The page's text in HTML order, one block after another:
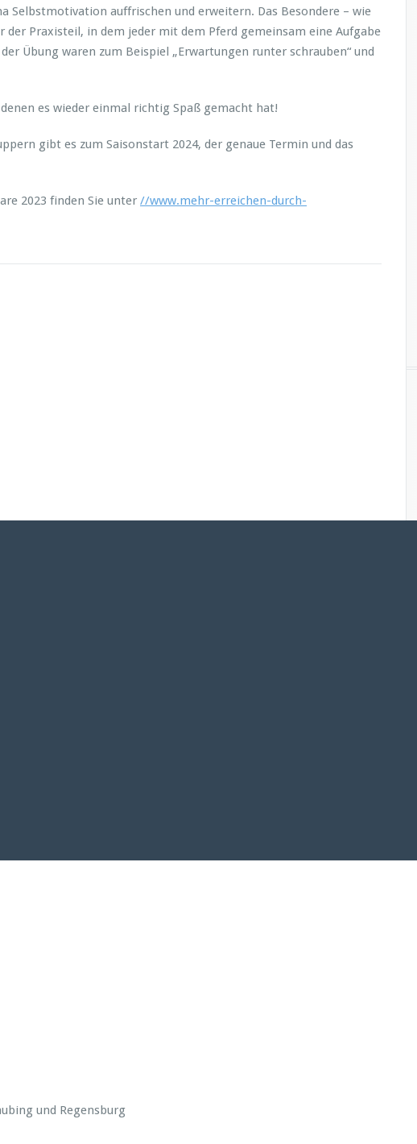
Selbstmotivation auffrischen und erweitern. Das Besondere – wie
der Praxisteil, in dem jeder mit dem Pferd gemeinsam eine Aufgabe
Übung waren zum Beispiel „Erwartungen runter schrauben“ und
es wieder einmal richtig Spaß gemacht hat!
gibt es zum Saisonstart 2024, der genaue Termin und das
2023 finden Sie unter //www.mehr-erreichen-durch-
und Regensburg